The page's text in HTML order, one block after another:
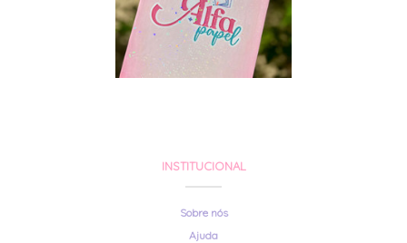
INSTITUCIONAL
Sobre nós
Ajuda